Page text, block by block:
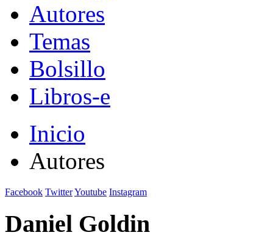
Autores
Temas
Bolsillo
Libros-e
Inicio
Autores
Facebook TwitterYoutube Instagram
Daniel Goldin